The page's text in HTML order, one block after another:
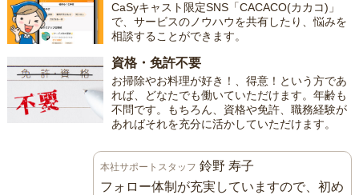
CaSyキャスト限定SNS「CACACO(カカコ)」
で、サービスのノウハウを共有したり、悩みを
相談することができます。
資格・免許不要
お掃除やお料理が好き！、得意！という方であ
れば、どなたでも働いていただけます。年齢も
不問です。もちろん、資格や免許、職務経験が
あればそれを充分に活かしていただけます。
本社サポートスタッフ 鈴野 寿子
フォロー体制が充実していますので、初め